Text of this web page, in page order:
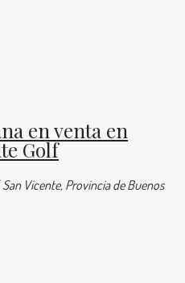
en venta en
Golf
Vicente, Provincia de Buenos